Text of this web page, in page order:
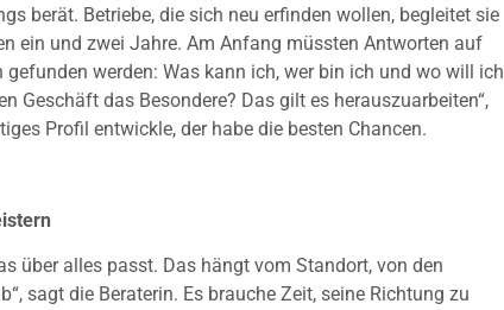
berät. Betriebe, die sich neu erfinden wollen, begleitet sie
ein und zwei Jahre. Am Anfang müssten Antworten auf
werden: Was kann ich, wer bin ich und wo will ich
Geschäft das Besondere? Das gilt es herauszuarbeiten“,
Profil entwickle, der habe die besten Chancen.
über alles passt. Das hängt vom Standort, von den
sagt die Beraterin. Es brauche Zeit, seine Richtung zu